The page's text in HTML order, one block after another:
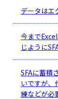
データはエ
今まで
じように
SFAに蓄積
いですが、
練などが必